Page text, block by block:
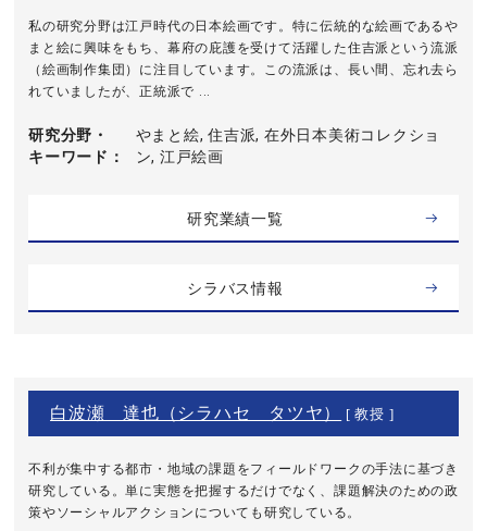
私の研究分野は江戸時代の日本絵画です。特に伝統的な絵画であるや
まと絵に興味をもち、幕府の庇護を受けて活躍した住吉派という流派
（絵画制作集団）に注目しています。この流派は、長い間、忘れ去ら
れていましたが、正統派で ...
研究分野・
キーワード
やまと絵, 住吉派, 在外日本美術コレクショ
ン, 江戸絵画
研究業績一覧
シラバス情報
白波瀬 達也（シラハセ タツヤ） [ 教授 ]
不利が集中する都市・地域の課題をフィールドワークの手法に基づき
研究している。単に実態を把握するだけでなく、課題解決のための政
策やソーシャルアクションについても研究している。